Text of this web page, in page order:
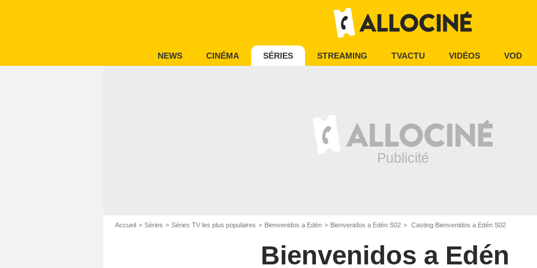
NEWS CINÉMA SÉRIES STREAMING TVACTU VIDÉOS VOD
Accueil Séries Séries TV les plus populaires Bienvenidos a Edén Bienvenidos a Edén S02 Casting Bienvenidos a Edén S02
Bienvenidos a Edén